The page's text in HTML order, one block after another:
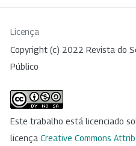
Licença
Copyright (c) 2022 Revista do
Público
Este trabalho está licenciado
licença Creative Commons